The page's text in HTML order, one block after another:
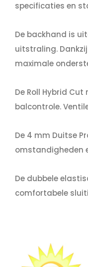
specificaties en
De backhand is
uitstraling.
maximale
De Roll Hybrid
balcontrole.
De 4 mm Duitse
omstandigheden
De dubbele
comfortabele